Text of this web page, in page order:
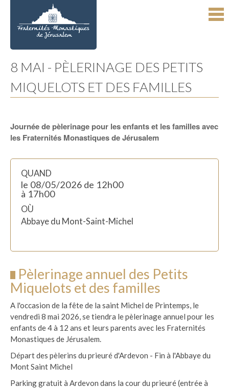
8 MAI - PÈLERINAGE DES PETITS
MIQUELOTS ET DES FAMILLES
Journée de pèlerinage pour les enfants et les familles avec
les Fraternités Monastiques de Jérusalem
QUAND
le 08/05/2026 de 12h00
à 17h00
OÙ
Abbaye du Mont-Saint-Michel
Pèlerinage annuel des Petits
Miquelots et des familles
A l'occasion de la fête de la saint Michel de Printemps, le
vendredi 8 mai 2026, se tiendra le pèlerinage annuel pour les
enfants de 4 à 12 ans et leurs parents avec les Fraternités
Monastiques de Jérusalem.
Départ des pèlerins du prieuré d'Ardevon - Fin à l'Abbaye du
Mont Saint Michel
Parking gratuit à Ardevon dans la cour du prieuré (entrée à